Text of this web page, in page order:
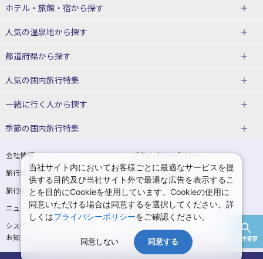
条件変更
北海道
東北
青森県
宮城県
山形県
関東
埼玉県 千葉県
茨城県 栃木県
北陸
ホテル・旅館・宿から探す
北海道ホテル・旅館
青森県ホテル・旅館
宮城県ホテル・旅館
山形県ホテル・旅館
東京都ホテル・旅館 神奈川県ホテル・旅館
埼玉県ホテル・旅館 千葉県ホテル・旅館
茨城県ホテル・旅館 栃木県ホテル・旅館
群馬県ホテル・旅館
人気の温泉地から探す
北海道
湯の川温泉(北海道)
十勝川温泉(北海道)
洞爺湖温泉(北海道)
層雲峡温泉(北海道)
東北
花巻温泉(岩手) 蔵王温泉(山形)
かみのやま温泉(山形) 鳴子温泉(宮城)
秋保温泉(宮城) 飯坂温泉(福島)
都道府県から探す
北海道旅行・ツアー
東北
青森旅行・ツアー 岩手旅行・ツアー
宮城旅行・ツアー 秋田旅行・ツアー
山形旅行・ツアー 福島旅行・ツアー
東京旅行・ツアー 神奈川旅行・ツアー
人気の国内旅行特集
東京ディズニーリゾート®への旅
ユニバーサル・スタジオ・ジャパ
一緒に行く人から探す
一人旅 国内版
カップル・夫婦旅行 国内版 女子旅 国内版
卒業旅行・学生旅行 国内版
季節の国内旅行特集
桜・お花見特集
ゴールデンウィーク（GW）の国内
旅行
夏休み・お盆の国内旅行 7月の国内旅行
8月の国内旅行 9月の国内旅行
10月の国内旅行 11月の国内旅行
会社情報
プライバシーポリシー
旅行業登録票・約款
規約集
旅行条件書
商標について
ニュースリリース
採用情報
システムメンテナンスの
お知らせ
当社サイト内においてお客様ごとに最適なサービスを提
供する目的及び当社サイト外で最適な広告を表示するこ
とを目的にCookieを使用しています。Cookieの使用に
同意いただける場合は同意するを選択してください。詳
しくはプライバシーポリシーをご確認ください。
同意しない 同意する